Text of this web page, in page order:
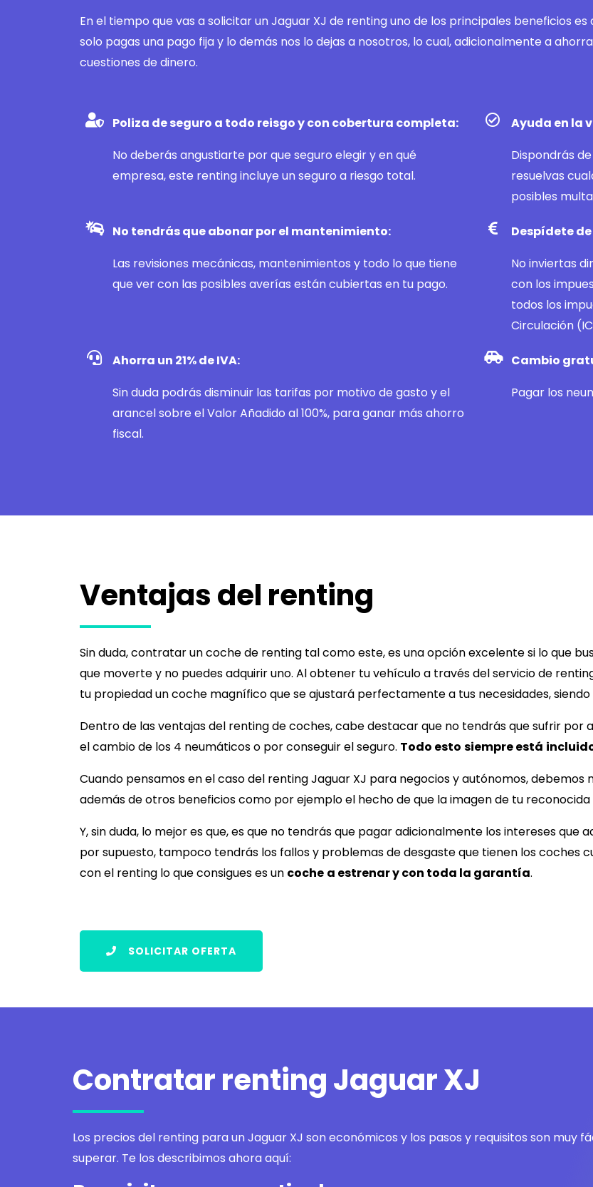
En el tiempo que vas a solicitar un Jaguar XJ de renting uno de los principales beneficios
solo pagas una pago fija y lo demás nos lo dejas a nosotros, lo cual, adicionalmente a
cuestiones de dinero.
Poliza de seguro a todo reisgo y con cobertura completa:
No deberás angustiarte por que seguro elegir y en qué
empresa, este renting incluye un seguro a riesgo total.
Ayuda en la
Dispondrás
resuelvas
posibles
No tendrás que abonar por el mantenimiento:
Las revisiones mecánicas, mantenimientos y todo lo que tiene
que ver con las posibles averías están cubiertas en tu pago.
Despídete
No inviertas
con los
todos los
Circulación
Ahorra un 21% de IVA:
Sin duda podrás disminuir las tarifas por motivo de gasto y el
arancel sobre el Valor Añadido al 100%, para ganar más ahorro
fiscal.
Cambio
Pagar los
Ventajas del renting
Sin duda, contratar un coche de renting tal como este, es una opción excelente si lo que
que moverte y no puedes adquirir uno. Al obtener tu vehículo a través del servicio de
tu propiedad un coche magnífico que se ajustará perfectamente a tus necesidades,
Dentro de las ventajas del renting de coches, cabe destacar que no tendrás que sufrir por
el cambio de los 4 neumáticos o por conseguir el seguro. Todo esto siempre está
Cuando pensamos en el caso del rentingJaguar XJ para negocios y autónomos, debemos
además de otros beneficios como por ejemplo el hecho de que la imagen de tu
Y, sin duda, lo mejor es que, es que no tendrás que pagar adicionalmente los intereses
por supuesto, tampoco tendrás los fallos y problemas de desgaste que tienen los coches
con el renting lo que consigues es un coche a estrenar y con toda la garantía.
SOLICITAR OFERTA
Contratar renting Jaguar XJ
Los precios del renting para un Jaguar XJ son económicos y los pasos y requisitos son muy
superar. Te los describimos ahora aquí: